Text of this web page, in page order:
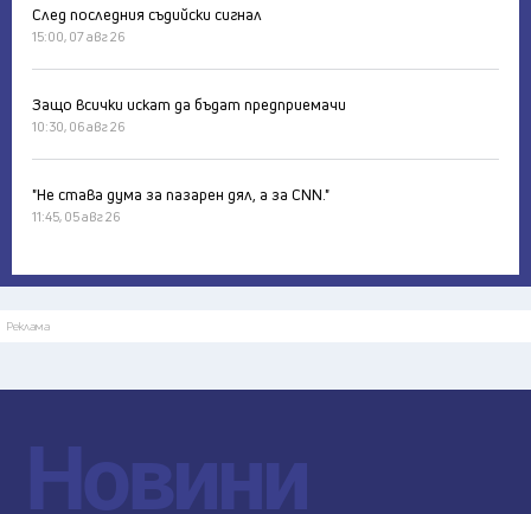
След последния съдийски сигнал
15:00, 07 авг 26
Защо всички искат да бъдат предприемачи
10:30, 06 авг 26
"Не става дума за пазарен дял, а за CNN."
11:45, 05 авг 26
Реклама
Новини